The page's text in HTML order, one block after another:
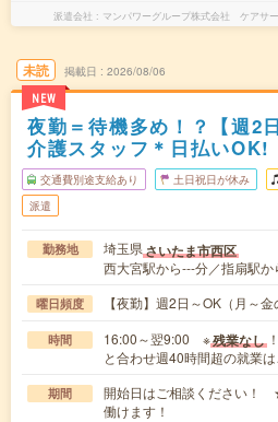
派遣会社 マンパワーグループ株式会社 ケアサ
未読
NEW
掲載日 2026/08/06
夜勤＝待機多め！？【週2
介護スタッフ＊日払いOK!
交通費別途支給あり 土日祝日が休み
派遣
勤務地 埼玉県さいたま市西区
西大宮駅から---分／指扇駅か
曜日頻度 【夜勤】週2日～OK（月～金
時間 16:00～翌9:00 ※残業なし
と合わせ週40時間超の就業
期間
開始日はご相談ください！
働けます！